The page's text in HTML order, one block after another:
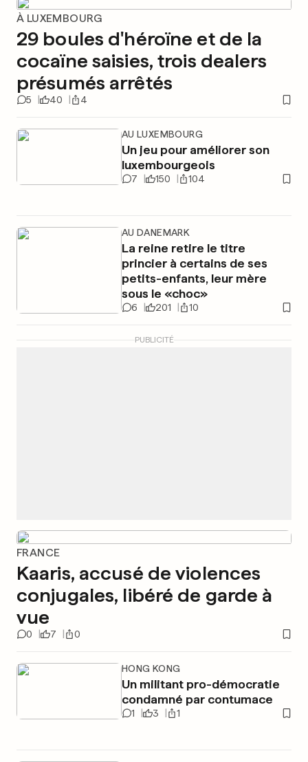
À LUXEMBOURG
29 boules d'héroïne et de la
cocaïne saisies, trois dealers
présumés arrêtés
5 40 4
AU LUXEMBOURG
Un jeu pour améliorer son
luxembourgeois
7 150 104
AU DANEMARK
La reine retire le titre
princier à certains de ses
petits-enfants, leur mère
sous le «choc»
6 201 10
PUBLICITÉ
FRANCE
Kaaris, accusé de violences
conjugales, libéré de garde à
vue
0 7 0
HONG KONG
Un militant pro-démocratie
condamné par contumace
1 3 1